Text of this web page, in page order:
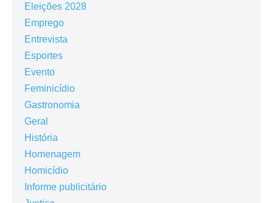
Eleições 2028
Emprego
Entrevista
Esportes
Evento
Feminicídio
Gastronomia
Geral
História
Homenagem
Homicídio
Informe publicitário